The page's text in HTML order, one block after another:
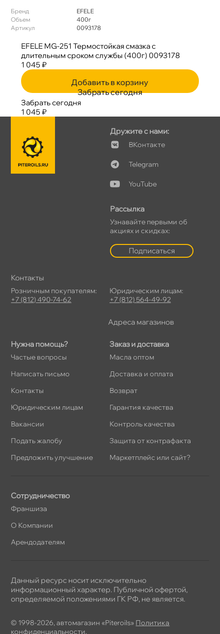
Бренд
EFELE
Объем
400
Артикул
0093178
EFELE MG-251 Термостойкая смазка с
длительным сроком службы (400г) 0093178
1 045 ₽
Добавить в корзину
Забрать сегодня
Забрать сегодня
1 045 ₽
Нужна помощь?
Частые вопросы
Написать письмо
Контакты
Юридическим лицам
акансии
Подать жалобу
Предложить улучшение
Заказ и доставка
Масла оптом
Доставка и оплата
озврат
Гарантия качества
Контроль качества
Защита от контрафакта
Маркетплейс или сайт?
Дружите с нами:
Контакте
Telegram
YouTube
Рассылка
Узнавайте первыми о
акциях и скидках:
Подписаться
Сотрудничество
Франшиза
О Компании
Арендодателям
Контакты
Розничным покупателям:
+7 (812) 490-74-62
Юридическим лицам:
+7 (812) 564-49-92
Адреса магазино
© 1998-2026, автомагазин «Piteroils» Политика
конфиденциальности,
Данный ресурс носит исключительно
информационный характер. Публичной офертой,
определяемой положениями ГК РФ, не является.